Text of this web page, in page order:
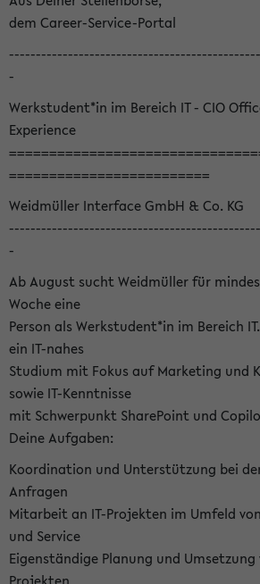
dem Career-Service-Portal
-
Werkstudent*in im Bereich IT - CIO
Experience
=========================
Weidmüller Interface GmbH & Co. KG
-
Ab August sucht Weidmüller für
Woche eine
Person als Werkstudent*in im Bereich
ein IT-nahes
Studium mit Fokus auf Marketing und
sowie IT-Kenntnisse
mit Schwerpunkt SharePoint und
Deine Aufgaben:
Koordination und Unterstützung bei
Anfragen
Mitarbeit an IT-Projekten im Umfeld
und Service
Eigenständige Planung und